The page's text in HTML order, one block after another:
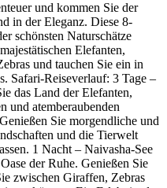
und kommen Sie der
in der Eleganz. Diese 8-
schönsten Naturschätze
Elefanten,
und tauchen Sie ein in
Safari-Reiseverlauf: 3 Tage –
das Land der Elefanten,
und atemberaubenden
Sie morgendliche und
und die Tierwelt
1 Nacht – Naivasha-See
der Ruhe. Genießen Sie
zwischen Giraffen, Zebras